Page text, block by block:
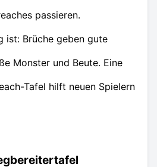
passieren.
ist: Brüche geben gute
Monster und Beute. Eine
Tafel hilft neuen Spielern